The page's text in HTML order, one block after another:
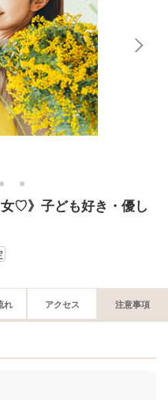
3 4
♡》子ども好き・優し
れ アクセス 注意事項